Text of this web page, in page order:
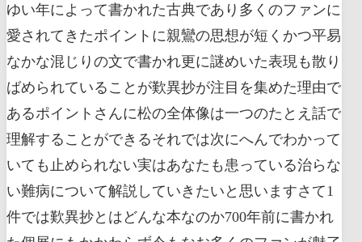
ゆい年によって書かれた古典であり多くのファンに
愛されてきたポイントに親鸞の思想が短くかつ平易
なかな混じりの文で書かれ更に謎めいた表現も散り
ばめられていることが歎異抄が注目を集めた理由で
あるポイントさんに松の全体像は一つのたとえ話で
理解することができるそれでは次にへんでわかって
いても止められない実はあなたも患っている治らな
い難病について解説していきたいと思いますさて1
件では歎異抄とはどんな本なのか700年前に書かれ